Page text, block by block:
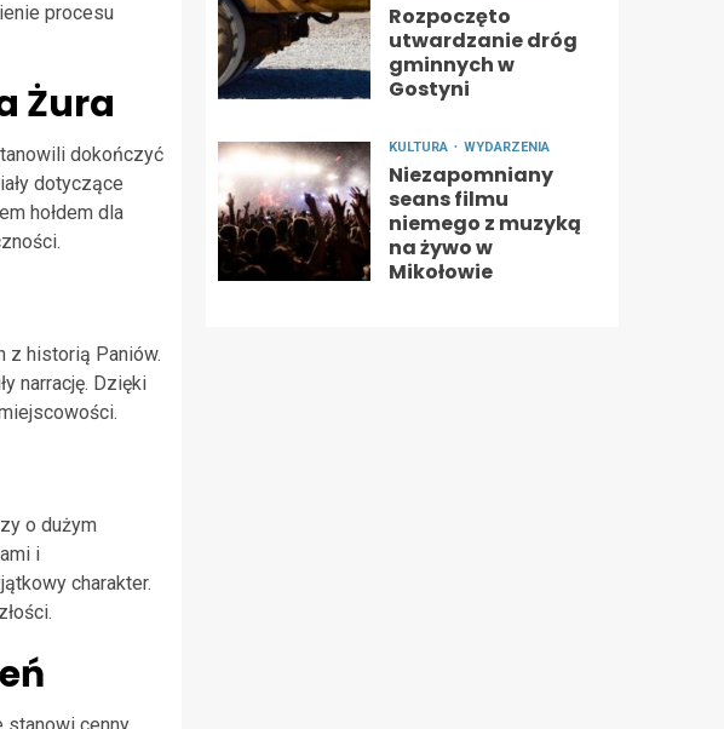
procesu
Żura
dokończyć
dotyczące
hołdem dla
z historią Paniów.
narrację. Dzięki
o dużym
i
charakter.
Rozpoczęto
utwardzanie dróg
gminnych w
Gostyni
KULTURA WYDARZENIA
Niezapomniany
seans filmu
niemego z muzyką
na żywo w
Mikołowie